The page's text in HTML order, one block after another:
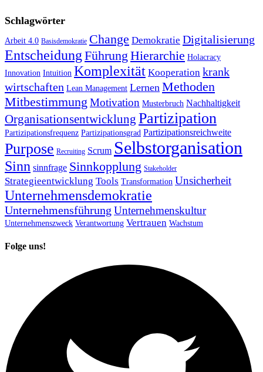
Schlagwörter
Arbeit 4.0 Basisdemokratie Change Demokratie Digitalisierung
Entscheidung Führung Hierarchie Holacracy
Innovation Intuition Komplexität Kooperation krank
wirtschaften Lean Management Lernen Methoden
Mitbestimmung Motivation Musterbruch Nachhaltigkeit
Organisationsentwicklung Partizipation
Partizipationsfrequenz Partizipationsgrad Partizipationsreichweite
Purpose Recruiting Scrum Selbstorganisation
Sinn sinnfrage Sinnkopplung Stakeholder
Strategieentwicklung Tools Transformation Unsicherheit
Unternehmensdemokratie
Unternehmensführung Unternehmenskultur
Unternehmenszweck Verantwortung Vertrauen Wachstum
Folge uns!